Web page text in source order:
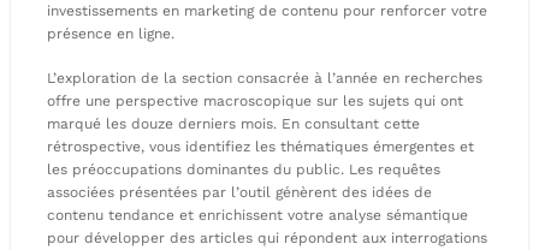
investissements en marketing de contenu pour renforcer votre
présence en ligne.
L’exploration de la section consacrée à l’année en recherches
offre une perspective macroscopique sur les sujets qui ont
marqué les douze derniers mois. En consultant cette
rétrospective, vous identifiez les thématiques émergentes et
les préoccupations dominantes du public. Les requêtes
associées présentées par l’outil génèrent des idées de
contenu tendance et enrichissent votre analyse sémantique
pour développer des articles qui répondent aux interrogations